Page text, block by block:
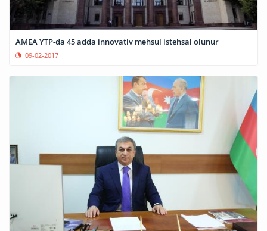
AMEA YTP-da 45 adda innovativ məhsul istehsal olunur
09-02-2017